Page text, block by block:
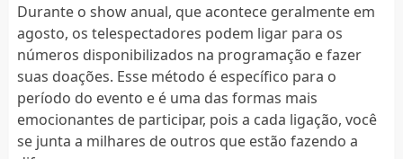
Durante o show anual, que acontece geralmente em
agosto, os telespectadores podem ligar para os
números disponibilizados na programação e fazer
suas doações. Esse método é específico para o
período do evento e é uma das formas mais
emocionantes de participar, pois a cada ligação, você
se junta a milhares de outros que estão fazendo a